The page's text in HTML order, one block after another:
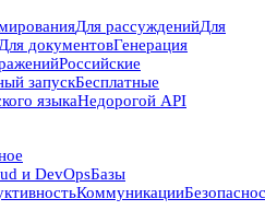
Для рассужденийДля
Для документовГенерация
Российские
запускБесплатные
языкаНедорогой API
и DevOpsБазы
Коммуникации